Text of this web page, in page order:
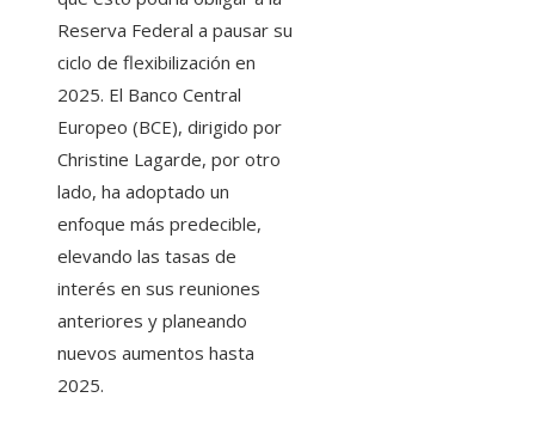
Reserva Federal a pausar su
ciclo de flexibilización en
2025. El Banco Central
Europeo (BCE), dirigido por
Christine Lagarde, por otro
lado, ha adoptado un
enfoque más predecible,
elevando las tasas de
interés en sus reuniones
anteriores y planeando
nuevos aumentos hasta
2025.